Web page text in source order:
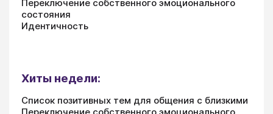
Переключение собственного эмоционального
состояния
Идентичность
Хиты недели:
Список позитивных тем для общения с близкими
Переключение собственного эмоционального